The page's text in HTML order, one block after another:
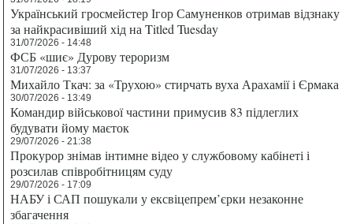
Український гросмейстер Ігор Самуненков отримав відзнаку
за найкрасивіший хід на Titled Tuesday
31/07/2026 - 14:48
ФСБ «шиє» Дурову тероризм
31/07/2026 - 13:37
Михайло Ткач: за «Трухою» стирчать вуха Арахамії і Єрмака
30/07/2026 - 13:49
Командир військової частини примусив 83 підлеглих
будувати йому маєток
29/07/2026 - 21:38
Прокурор знімав інтимне відео у службовому кабінеті і
розсилав співробітницям суду
29/07/2026 - 17:09
НАБУ і САП пошукали у ексвіцепрем’єрки незаконне
збагачення